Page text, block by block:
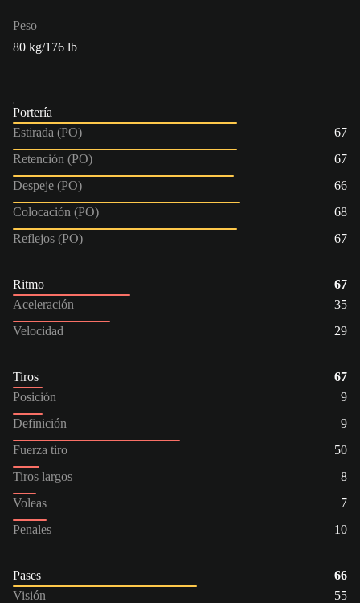
Peso
80 kg/176 lb
Portería
Estirada (PO)
67
Retención (PO)
67
Despeje (PO)
66
Colocación (PO)
68
Reflejos (PO)
67
Ritmo
67
Aceleración
35
Velocidad
29
Tiros
67
Posición
9
Definición
9
Fuerza tiro
50
Tiros largos
8
Voleas
7
Penales
10
Pases
66
Visión
55